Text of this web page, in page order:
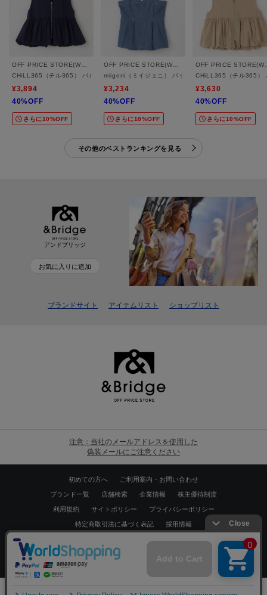
OFF PRICE STORE(Women)
CHiLL365（チル365） バルーンジップベスト【SALE/セール/オフプライス/カジュア
¥3,894
40%OFF
さらに10%OFF
OFF PRICE STORE(Women)
miigeni（ミイジェニ） バックシャーリングビスチェ
¥3,234
40%OFF
さらに10%OFF
OFF
CHiLL365（チル365）
¥3,630
40%OFF
さらに10%OFF
その他のベストランキングを見る
アンドブリッジ
お気に入りに追加
ブランドサイト アイテムリスト ショップリスト
注意：当社のメールアドレスを使用した
偽装メールにご注意ください
初めての方へ ご利用案内・お問い合わせ
ブランド一覧 店舗検索 企業情報 株主優待制度
利用規約 サイトポリシー プライバシーポリシー
特定商取引法に基づく表記 採用情報
Copyrights © WORLD CO.,LTD. All rights reserved.
スマートフォン ｜PC